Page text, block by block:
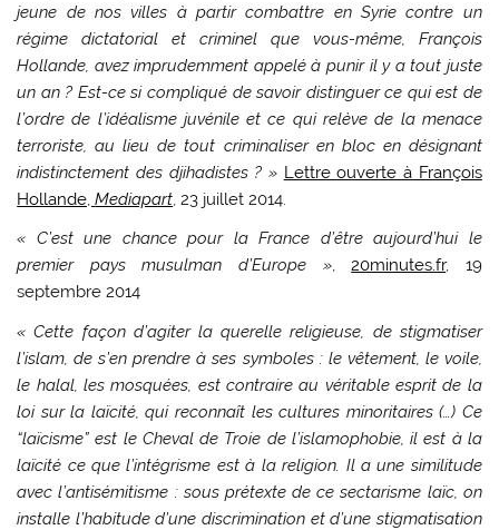
jeune de nos villes à partir combattre en Syrie contre un
régime dictatorial et criminel que vous-même, François
Hollande, avez imprudemment appelé à punir il y a tout juste
un an ? Est-ce si compliqué de savoir distinguer ce qui est de
l’ordre de l’idéalisme juvénile et ce qui relève de la menace
terroriste, au lieu de tout criminaliser en bloc en désignant
indistinctement des djihadistes ? » Lettre ouverte à François
Hollande,Mediapart, 23 juillet 2014.
« C’est une chance pour la France d’être aujourd’hui le
premier pays musulman d’Europe »,20minutes.fr, 19
septembre 2014
« Cette façon d’agiter la querelle religieuse, de stigmatiser
l’islam, de s’en prendre à ses symboles : le vêtement, le voile,
le halal, les mosquées, est contraire au véritable esprit de la
loi sur la laïcité, qui reconnaît les cultures minoritaires (…) Ce
“laïcisme” est le Cheval de Troie de l’islamophobie, il est à la
laïcité ce que l’intégrisme est à la religion. Il a une similitude
avec l’antisémitisme : sous prétexte de ce sectarisme laïc, on
installe l’habitude d’une discrimination et d’une stigmatisation